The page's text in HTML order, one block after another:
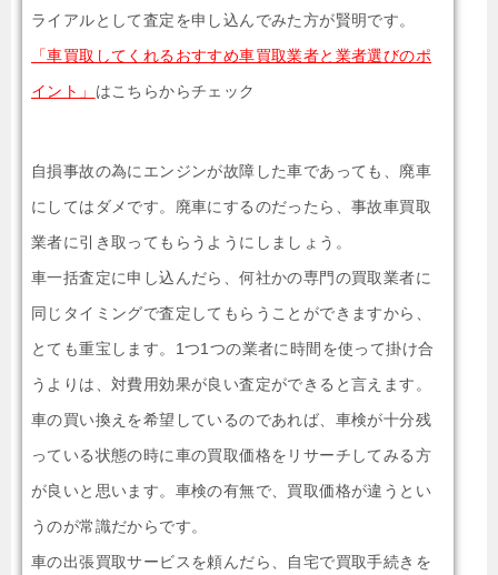
ライアルとして査定を申し込んでみた方が賢明です。
「車買取してくれるおすすめ車買取業者と業者選びのポ
イント」 はこちらからチェック
自損事故の為にエンジンが故障した車であっても、廃車
にしてはダメです。廃車にするのだったら、事故車買取
業者に引き取ってもらうようにしましょう。
車一括査定に申し込んだら、何社かの専門の買取業者に
同じタイミングで査定してもらうことができますから、
とても重宝します。1つ1つの業者に時間を使って掛け合
うよりは、対費用効果が良い査定ができると言えます。
車の買い換えを希望しているのであれば、車検が十分残
っている状態の時に車の買取価格をリサーチしてみる方
が良いと思います。車検の有無で、買取価格が違うとい
うのが常識だからです。
車の出張買取サービスを頼んだら、自宅で買取手続きを